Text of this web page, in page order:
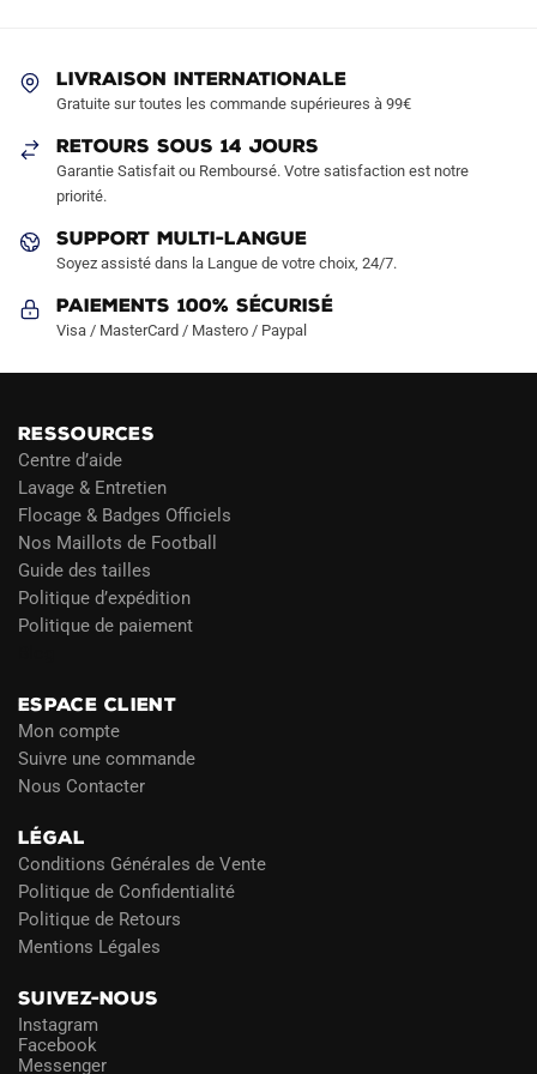
choisies
la
page
produit
page
LIVRAISON INTERNATIONALE
Gratuite sur toutes les commande supérieures à 99€
RETOURS SOUS 14 JOURS
Garantie Satisfait ou Remboursé. Votre satisfaction est notre
priorité.
SUPPORT MULTI-LANGUE
Soyez assisté dans la Langue de votre choix, 24/7.
Paiements 100% Sécurisé
Visa / MasterCard / Mastero / Paypal
RESSOURCES
Centre d’aide
Lavage & Entretien
Flocage & Badges Officiels
Nos Maillots de Football
Guide des tailles
Politique d’expédition
Politique de paiement
ESPACE CLIENT
Mon compte
Suivre une commande
Nous Contacter
LÉGAL
Conditions Générales de Vente
Politique de Confidentialité
Politique de Retours
Mentions Légales
SUIVEZ-NOUS
Instagram
Facebook
Messenger